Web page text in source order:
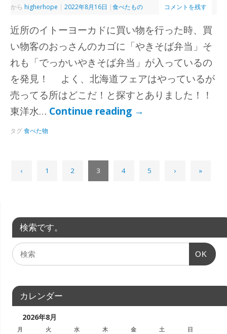
から higherhope | 2022年8月16日 |食べたもの コメントを残す
近所のイトーヨーカドに買い物を行った時、買
い物客のおっさんのカゴに「やきそば弁当」そ
れも「でっかいやきそば弁当」が入っているの
を発見！ よく、北海道フェアはやっているが
売ってる所はどこだ！と探すとありました！！
東洋水… Continue reading →
タグ食べた物
‹ 1 2 3 4 5 › »
検索です。
OK
カレンダー
2026年8月
月 火 水 木 金 土 日